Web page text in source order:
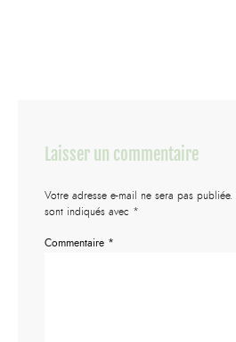
Laisser un commentaire
Votre adresse e-mail ne sera pas publiée.
sont indiqués avec *
Commentaire *